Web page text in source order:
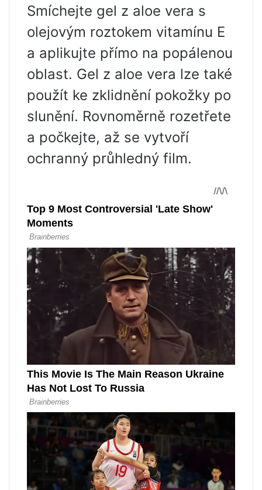
Smíchejte gel z aloe vera s
olejovým roztokem vitamínu E
a aplikujte přímo na popálenou
oblast. Gel z aloe vera lze také
použít ke zklidnění pokožky po
slunění. Rovnoměrně rozetřete
a počkejte, až se vytvoří
ochranný průhledný film.